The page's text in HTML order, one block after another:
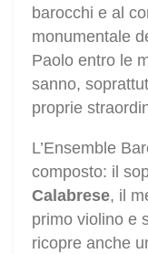
barocchi e al
monumentale
Paolo entro le
sanno,
proprie
L’Ensemble
composto: il
Calabrese, il
primo violino e
ricopre anche